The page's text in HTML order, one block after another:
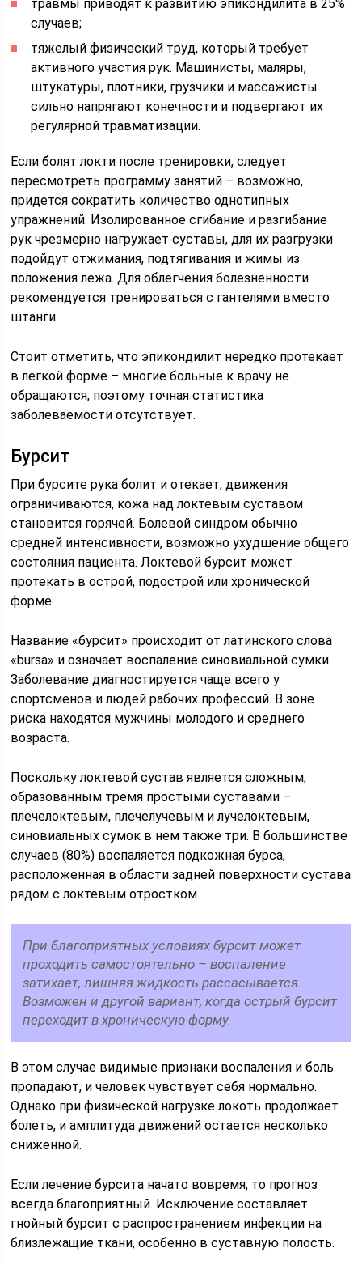
травмы приводят к развитию эпикондилита в 25%
случаев;
тяжелый физический труд, который требует
активного участия рук. Машинисты, маляры,
штукатуры, плотники, грузчики и массажисты
сильно напрягают конечности и подвергают их
регулярной травматизации.
Если болят локти после тренировки, следует
пересмотреть программу занятий – возможно,
придется сократить количество однотипных
упражнений. Изолированное сгибание и разгибание
рук чрезмерно нагружает суставы, для их разгрузки
подойдут отжимания, подтягивания и жимы из
положения лежа. Для облегчения болезненности
рекомендуется тренироваться с гантелями вместо
штанги.
Стоит отметить, что эпикондилит нередко протекает
в легкой форме – многие больные к врачу не
обращаются, поэтому точная статистика
заболеваемости отсутствует.
Бурсит
При бурсите рука болит и отекает, движения
ограничиваются, кожа над локтевым суставом
становится горячей. Болевой синдром обычно
средней интенсивности, возможно ухудшение общего
состояния пациента. Локтевой бурсит может
протекать в острой, подострой или хронической
форме.
Название «бурсит» происходит от латинского слова
«bursa» и означает воспаление синовиальной сумки.
Заболевание диагностируется чаще всего у
спортсменов и людей рабочих профессий. В зоне
риска находятся мужчины молодого и среднего
возраста.
Поскольку локтевой сустав является сложным,
образованным тремя простыми суставами –
плечелоктевым, плечелучевым и лучелоктевым,
синовиальных сумок в нем также три. В большинстве
случаев (80%) воспаляется подкожная бурса,
расположенная в области задней поверхности сустава
рядом с локтевым отростком.
При благоприятных условиях бурсит может
проходить самостоятельно – воспаление
затихает, лишняя жидкость рассасывается.
Возможен и другой вариант, когда острый бурсит
переходит в хроническую форму.
В этом случае видимые признаки воспаления и боль
пропадают, и человек чувствует себя нормально.
Однако при физической нагрузке локоть продолжает
болеть, и амплитуда движений остается несколько
сниженной.
Если лечение бурсита начато вовремя, то прогноз
всегда благоприятный. Исключение составляет
гнойный бурсит с распространением инфекции на
близлежащие ткани, особенно в суставную полость.